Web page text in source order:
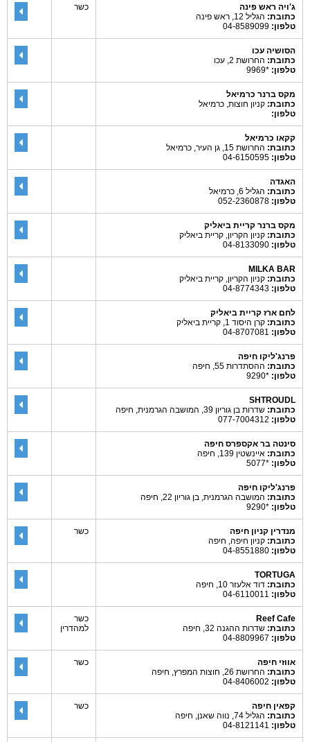
ג'ויה ראש פינה
כתובת: הגליל 12, ראש פינה
טלפון:
כשר
הסושיה עכו
כתובת: החרושת 2, עכו
טלפון: *9969
מקס ברנר כרמיאל
כתובת: קניון חוצות, כרמיאל
טלפון:
קקאו כרמיאל
כתובת: החרושת 15, גן העיר, כרמיאל
טלפון:
האגדה
כתובת: הגליל 6, כרמיאל
טלפון:
מקס ברנר קריית ביאליק
כתובת: קניון הקריון, קריית ביאליק
טלפון:
MILKA BAR
כתובת: קניון הקריון, קריית ביאליק
טלפון:
לחם ארז קריית ביאליק
כתובת: קרן היסוד 1, קריית ביאליק
טלפון:
פרנג'ליקו חיפה
כתובת: ההסתדרות 55, חיפה
טלפון: *9290
SHTROUDL
כתובת: שדרות בן גוריון 39, המושבה הגרמנית, חיפה
טלפון:
סינטה בר אקספרס חיפה
כתובת: איינשטין 139, חיפה
טלפון: *5077
פרנג'ליקו חיפה
כתובת: המושבה הגרמנית, בן גוריון 22, חיפה
טלפון: *9290
מנדרין קניון חיפה
כתובת: קניון חיפה, חיפה
טלפון:
כשר
TORTUGA
כתובת: דוד אלעזר 10, חיפה
טלפון:
Reef Cafe
כתובת: שדרות ההגנה 32, חיפה
טלפון:
כשר
למהדרין
אווזי חיפה
כתובת: החרושת 26, חוצות המפרץ, חיפה
טלפון:
כשר
קפאין חיפה
כתובת: הגליל 74, נווה שאנן, חיפה
טלפון:
כשר